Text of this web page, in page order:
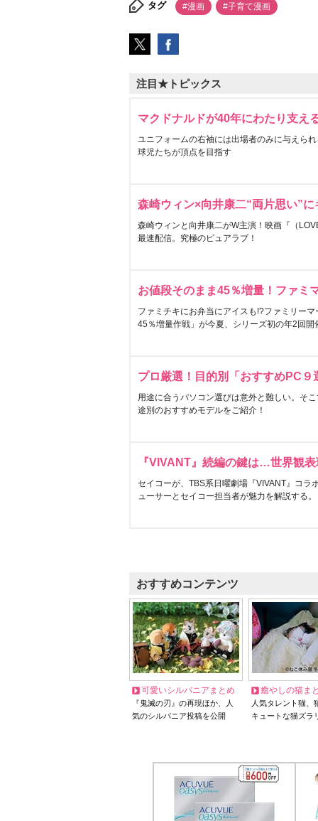
タグ #漫画 #子育て漫画
注目★トピックス
マクドナルドが40年にわたり支え
ユニフォームの右袖には出場者のみに与えら
球児たちが頂点を目指す
森崎ウィン×向井康二“両片思い”
森崎ウィンと向井康二がW主演！映画『（
最速配信。究極のピュアラブ！
お値段そのまま45％増量！ファミ
ファミチキにお弁当にアイスも!?ファミリー
45％増量作戦」が今夏、シリーズ初の年2回開
プロ厳選！目的別「おすすめPC９
用途に合うパソコン選びは意外と難しい。そ
途別のおすすめモデルをご紹介！
『VIVANT』続編の鍵は…世界観
セイコーが、TBS系日曜劇場『VIVANT』コラ
ューサーとセイコー担当者が魅力を解説する。
おすすめコンテンツ
可愛いシルバニアまとめ
『鬼滅の刃』の再現ほか、人
気のシルバニア投稿を公開
癒やしの猫ま
人気タレント猫
キュートな猫ズラ